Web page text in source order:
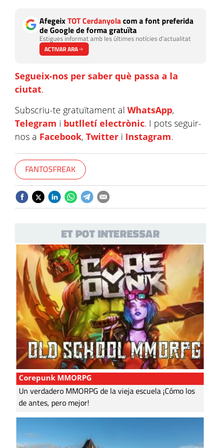
AfegeixTOT Cerdanyolacom a font preferida
de Google de forma gratuïta
Estigues informat amb les últimes notícies d'actualitat
ACTIVAR ARA
Segueix-nos per saber què passa a la
ciutat.
Subscriu-te gratuïtament al WhatsApp,
Telegram i butlletí electrònic. I pots seguir-
nos a Facebook, Twitter i Instagram.
FANTOSFREAK
ET POT INTERESSAR
Corepunk MMORPG
Un verdadero MMORPG de la vieja escuela ¡Cómo los
de antes, pero mejor!